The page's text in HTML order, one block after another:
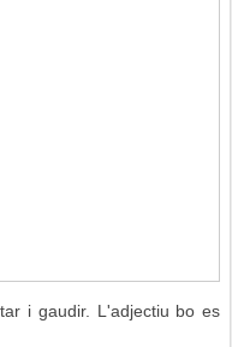
i gaudir. L'adjectiu bo es